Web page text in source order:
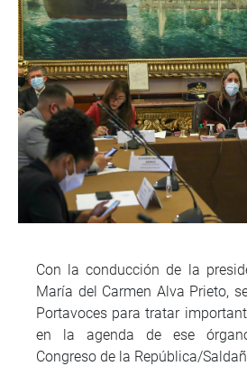
Con la conducción de la
María del Carmen Alva Prieto,
Portavoces para tratar
en la agenda de ese
Congreso de la República/